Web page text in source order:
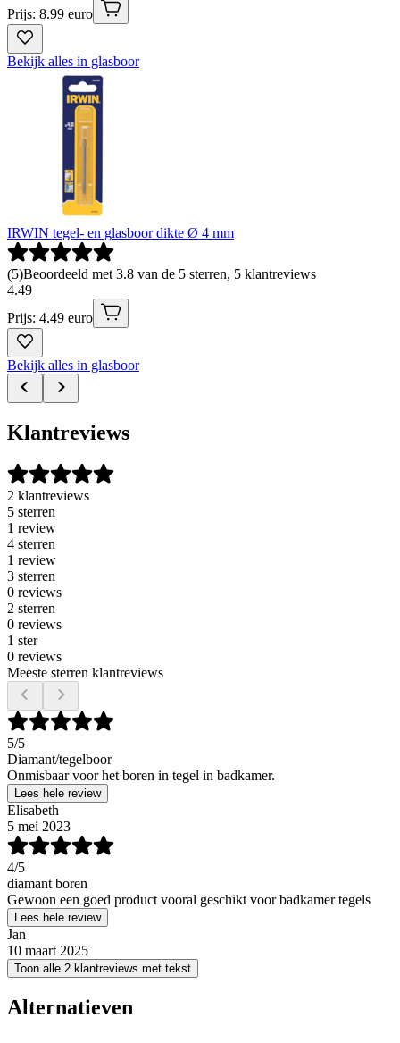
Prijs: 8.99 euro
Bekijk alles in glasboor
IRWIN tegel- en glasboor dikte Ø 4 mm
(5)Beoordeeld met 3.8 van de 5 sterren, 5 klantreviews
4.49
Prijs: 4.49 euro
Bekijk alles in glasboor
Klantreviews
2 klantreviews
5 sterren
1 review
4 sterren
1 review
3 sterren
0 reviews
2 sterren
0 reviews
1 ster
0 reviews
Meeste sterren klantreviews
5/5
Diamant/tegelboor
Onmisbaar voor het boren in tegel in badkamer.
Lees hele review
Elisabeth
5 mei 2023
4/5
diamant boren
Gewoon een goed product vooral geschikt voor badkamer tegels
Lees hele review
Jan
10 maart 2025
Toon alle 2 klantreviews met tekst
Alternatieven